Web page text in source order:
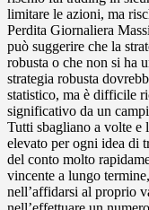
limitare le azioni, ma
Perdita Giornaliera
può suggerire che la
robusta o che non si ha
strategia robusta
statistico, ma è difficile
significativo da un
Tutti sbagliano a volte
elevato per ogni idea di
del conto molto
vincente a lungo
nell’affidarsi al proprio